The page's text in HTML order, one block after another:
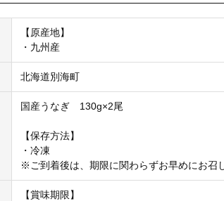
【原産地】
・九州産
北海道別海町
国産うなぎ 130g×2尾
【保存方法】
・冷凍
※ご到着後は、期限に関わらずお早めにお召
【賞味期限】